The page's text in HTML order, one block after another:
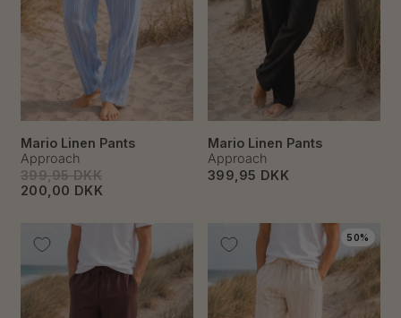
Mario Linen Pants
399,95 DKK
200,00 DKK
Approach
Mario Linen Pants
399,95 DKK
Approach
50%